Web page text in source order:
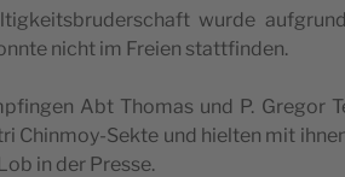
wur­de
nicht im Frei­en stattfinden.
Abt Tho­mas und P. Gre­gor
Chin­moy-Sek­te und hiel­ten mit
in der Presse.